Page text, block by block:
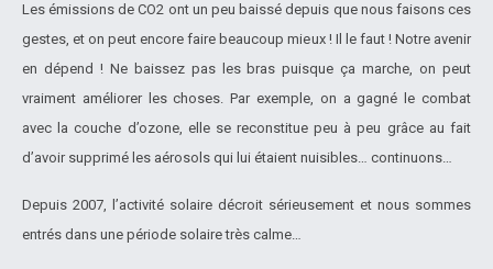
Les émissions de CO2 ont un peu baissé depuis que nous faisons ces
gestes, et on peut encore faire beaucoup mieux ! Il le faut ! Notre avenir
en dépend ! Ne baissez pas les bras puisque ça marche, on peut
vraiment améliorer les choses. Par exemple, on a gagné le combat
avec la couche d’ozone, elle se reconstitue peu à peu grâce au fait
d’avoir supprimé les aérosols qui lui étaient nuisibles… continuons…
Depuis 2007, l’activité solaire décroit sérieusement et nous sommes
entrés dans une période solaire très calme…